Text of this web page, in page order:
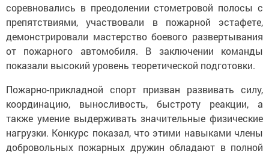
соревновались в преодолении стометровой полосы с
препятствиями, участвовали в пожарной эстафете,
демонстрировали мастерство боевого развертывания
от пожарного автомобиля. В заключении команды
показали высокий уровень теоретической подготовки.
Пожарно-прикладной спорт призван развивать силу,
координацию, выносливость, быстроту реакции, а
также умение выдерживать значительные физические
нагрузки. Конкурс показал, что этими навыками члены
добровольных пожарных дружин обладают в полной